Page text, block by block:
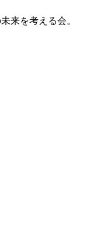
来を考える会。